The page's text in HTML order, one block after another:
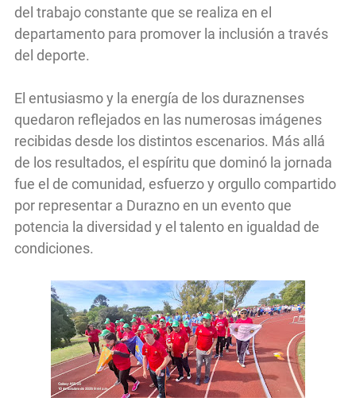
del trabajo constante que se realiza en el
departamento para promover la inclusión a través
del deporte.
El entusiasmo y la energía de los duraznenses
quedaron reflejados en las numerosas imágenes
recibidas desde los distintos escenarios. Más allá
de los resultados, el espíritu que dominó la jornada
fue el de comunidad, esfuerzo y orgullo compartido
por representar a Durazno en un evento que
potencia la diversidad y el talento en igualdad de
condiciones.